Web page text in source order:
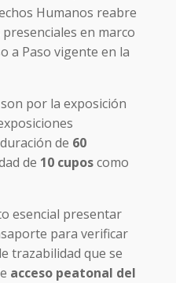
Humanos reabre
en marco
a Paso vigente en la
por la exposición
de 60
de 10 cuposcomo
esencial presentar
para verificar
trazabilidad que se
acceso peatonal del